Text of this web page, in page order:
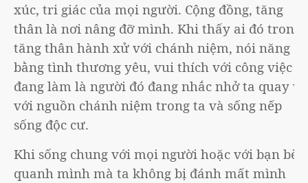
xúc, tri giác của mọi người. Cộng đồng, tăng
thân là nơi nâng đỡ mình. Khi thấy ai đó trong
tăng thân hành xử với chánh niệm, nói năng
bằng tình thương yêu, vui thích với công việc
đang làm là người đó đang nhắc nhở ta quay về
với nguồn chánh niệm trong ta và sống nếp
sống độc cư.
Khi sống chung với mọi người hoặc với bạn bè
quanh mình mà ta không bị đánh mất mình